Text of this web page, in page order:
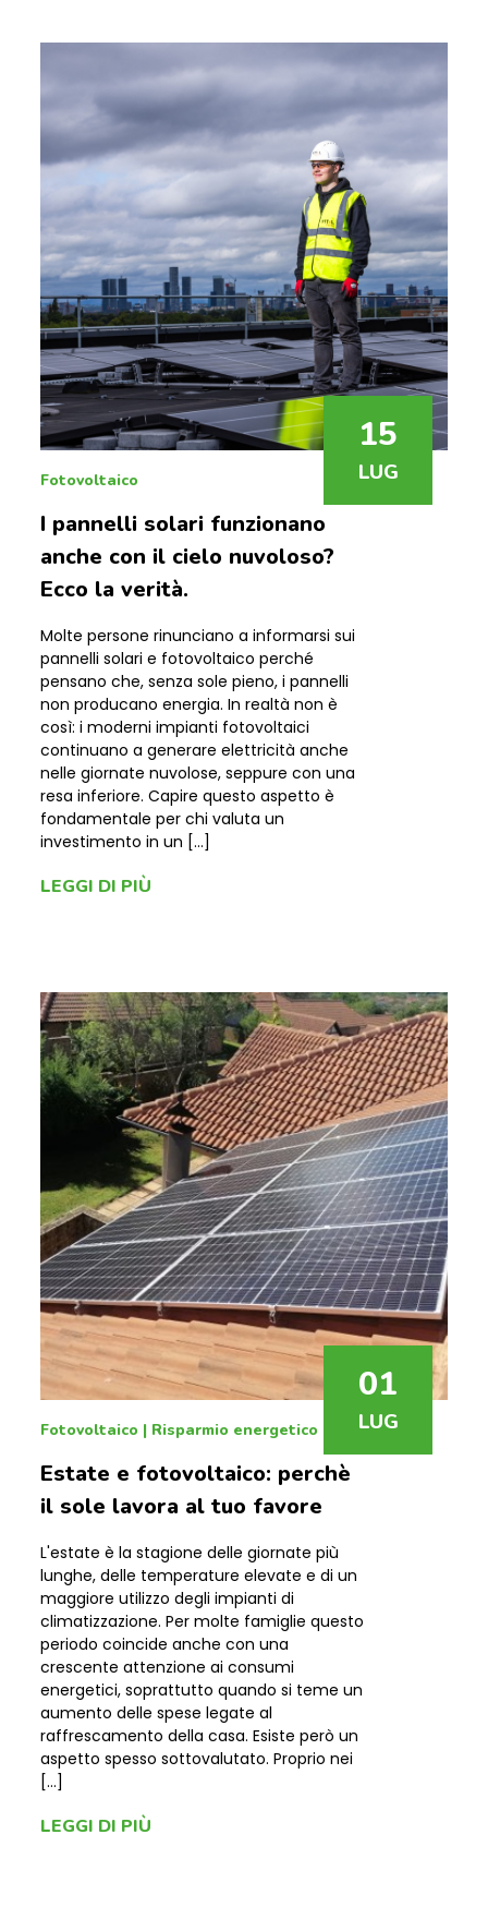
15
LUG
Fotovoltaico
I pannelli solari funzionano
anche con il cielo nuvoloso?
Ecco la verità.
Molte persone rinunciano a informarsi sui
pannelli solari e fotovoltaico perché
pensano che, senza sole pieno, i pannelli
non producano energia. In realtà non è
così: i moderni impianti fotovoltaici
continuano a generare elettricità anche
nelle giornate nuvolose, seppure con una
resa inferiore. Capire questo aspetto è
fondamentale per chi valuta un
investimento in un […]
LEGGI DI PIÙ
01
LUG
Fotovoltaico | Risparmio energetico
Estate e fotovoltaico: perchè
il sole lavora al tuo favore
L'estate è la stagione delle giornate più
lunghe, delle temperature elevate e di un
maggiore utilizzo degli impianti di
climatizzazione. Per molte famiglie questo
periodo coincide anche con una
crescente attenzione ai consumi
energetici, soprattutto quando si teme un
aumento delle spese legate al
raffrescamento della casa. Esiste però un
aspetto spesso sottovalutato. Proprio nei
[…]
LEGGI DI PIÙ